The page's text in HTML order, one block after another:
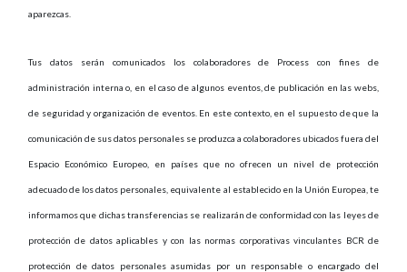
aparezcas.
Tus datos serán comunicados los colaboradores de Process con fines de
administración interna o, en el caso de algunos eventos, de publicación en las webs,
de seguridad y organización de eventos. En este contexto, en el supuesto de que la
comunicación de sus datos personales se produzca a colaboradores ubicados fuera del
Espacio Económico Europeo, en países que no ofrecen un nivel de protección
adecuado de los datos personales, equivalente al establecido en la Unión Europea, te
informamos que dichas transferencias se realizarán de conformidad con las leyes de
protección de datos aplicables y con las normas corporativas vinculantes BCR de
protección de datos personales asumidas por un responsable o encargado del